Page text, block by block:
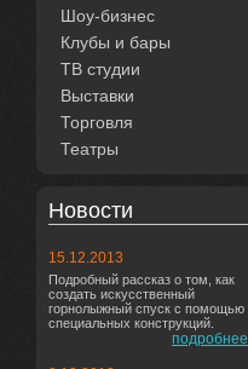
Шоу-бизнес
Клубы и бары
ТВ студии
Выставки
Торговля
Театры
Новости
15.12.2013
Подробный рассказ о том, как
создать искусственный
горнолыжный спуск с помощью
специальных конструкций.
подробнее